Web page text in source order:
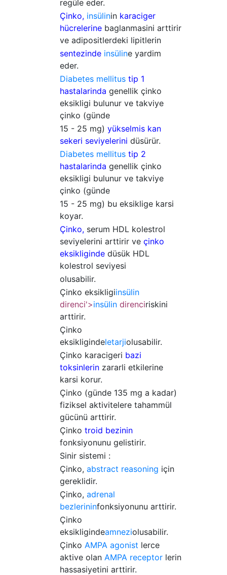
regüle eder.
Çinko, insülinin karaciger
hücrelerine baglanmasini arttirir
ve adipositlerdeki lipitlerin
sentezinde insüline yardim
eder.
Diabetes mellitus tip 1
hastalarinda genellik çinko
eksikligi bulunur ve takviye
çinko (günde
15 - 25 mg) yükselmis kan
sekeri seviyelerini düsürür.
Diabetes mellitus tip 2
hastalarinda genellik çinko
eksikligi bulunur ve takviye
çinko (günde
15 - 25 mg) bu eksiklige karsi
koyar.
Çinko, serum HDL kolestrol
seviyelerini arttirir ve çinko
eksikliginde düsük HDL
kolestrol seviyesi
olusabilir.
Çinko eksikligiinsülin
direnci'>insülin direnciriskini
arttirir.
Çinko
eksikligindeletarjiolusabilir.
Çinko karacigeri bazi
toksinlerin zararli etkilerine
karsi korur.
Çinko (günde 135 mg a kadar)
fiziksel aktivitelere tahammül
gücünü arttirir.
Çinko troid bezinin
fonksiyonunu gelistirir.
Sinir sistemi :
Çinko, abstract reasoning için
gereklidir.
Çinko, adrenal
bezlerininfonksiyonunu arttirir.
Çinko
eksikligindeamneziolusabilir.
Çinko AMPA agonist lerce
aktive olan AMPA receptor lerin
hassasiyetini arttirir.